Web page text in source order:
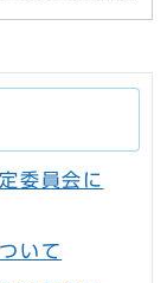
委員会に
いて